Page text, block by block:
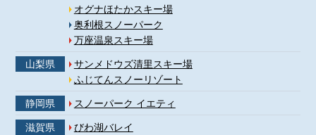
オグナほたかスキー場
奥利根スノーパーク
万座温泉スキー場
山梨県
サンメドウズ清里スキー場
ふじてんスノーリゾート
静岡県 スノーパーク イエティ
滋賀県 びわ湖バレイ